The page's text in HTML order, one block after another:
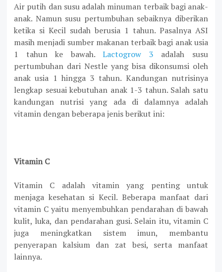
Air putih dan susu adalah minuman terbaik bagi anak-
anak. Namun susu pertumbuhan sebaiknya diberikan
ketika si Kecil sudah berusia 1 tahun. Pasalnya ASI
masih menjadi sumber makanan terbaik bagi anak usia
1 tahun ke bawah.Lactogrow 3 adalah susu
pertumbuhan dari Nestle yang bisa dikonsumsi oleh
anak usia 1 hingga 3 tahun. Kandungan nutrisinya
lengkap sesuai kebutuhan anak 1-3 tahun. Salah satu
kandungan nutrisi yang ada di dalamnya adalah
vitamin dengan beberapa jenis berikut ini:
Vitamin C
Vitamin C adalah vitamin yang penting untuk
menjaga kesehatan si Kecil. Beberapa manfaat dari
vitamin C yaitu menyembuhkan pendarahan di bawah
kulit, luka, dan pendarahan gusi. Selain itu, vitamin C
juga meningkatkan sistem imun, membantu
penyerapan kalsium dan zat besi, serta manfaat
lainnya.